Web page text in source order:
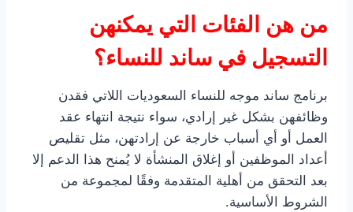
من هن الفئات التي يمكنهن
التسجيل في ساند للنساء؟
برنامج ساند موجه للنساء السعوديات اللاتي فقدن
وظائفهن بشكل غير إرادي، سواء نتيجة انتهاء عقد
العمل أو أي أسباب خارجة عن إرادتهن، مثل تقليص
أعداد الموظفين أو إغلاق المنشأة لا يُمنح هذا الدعم إلا
بعد التحقق من أهلية المتقدمة وفقًا لمجموعة من
الشروط الأساسية.